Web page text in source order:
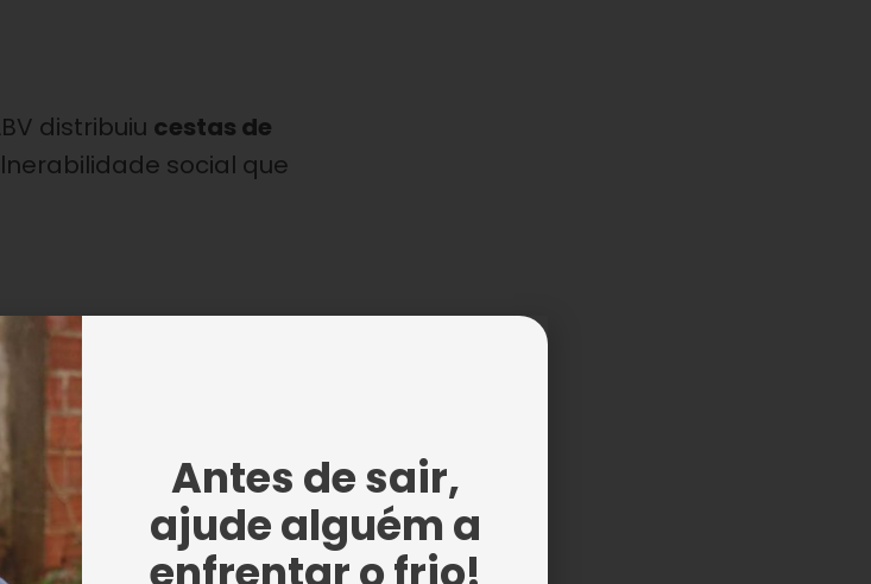
distribuiu cestas de
social que
relatos de pessoas que
como você, terão como
Antes de sair,
ajude alguém a